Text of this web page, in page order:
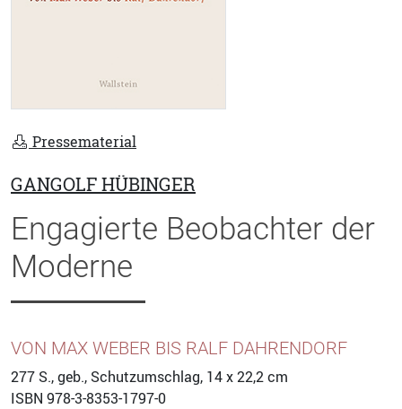
Pressematerial
GANGOLF HÜBINGER
Engagierte Beobachter der
Moderne
VON MAX WEBER BIS RALF DAHRENDORF
277 S., geb., Schutzumschlag, 14 x 22,2 cm
ISBN 978-3-8353-1797-0